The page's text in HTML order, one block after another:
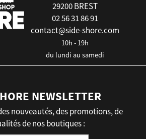
29200 BREST
02 56 31 86 91
contact@side-shore.com
10h - 19h
du lundi au samedi
NEWSLETTER
nouveautés, des promotions, de
de nos boutiques :